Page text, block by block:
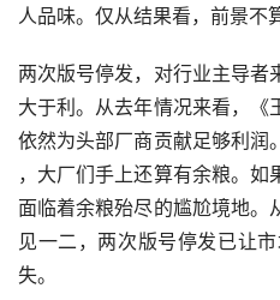
人品味。仅从结果看，前景不
两次版号停发，对行业主导
大于利。从去年情况来看，《
依然为头部厂商贡献足够利润
，大厂们手上还算有余粮。
面临着余粮殆尽的尴尬境地。
见一二，两次版号停发已让
失。